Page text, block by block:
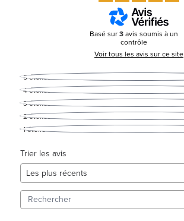
Basé sur3avis soumis à un
contrôle
Voir tous les avis sur ce site
5étoiles
4étoiles
3étoiles
2étoiles
1étoile
Trier les avis